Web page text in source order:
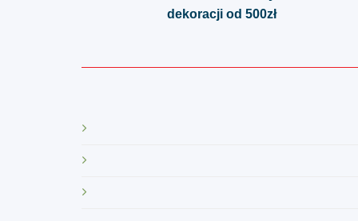
wybrać
produktu
dekoracji od 500zł